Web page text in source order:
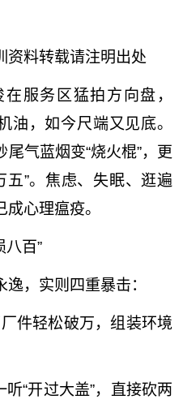
资料转载请注明出处
服务区猛拍方向盘，
油，如今尺端又见底。
气蓝烟变“烧火棍”，更
五”。焦虑、失眠、逛遍
心理瘟疫。
八百”
，实则四重暴击：
件轻松破万，组装环境
“开过大盖”，直接砍两